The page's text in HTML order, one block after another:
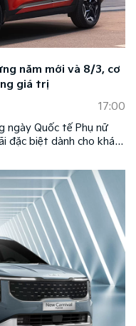
năm mới và 8/3, cơ
giá trị
17:00
ngày Quốc tế Phụ nữ
đặc biệt dành cho khách
hành trình lựa chọn
chuyến đi thuận tiện,